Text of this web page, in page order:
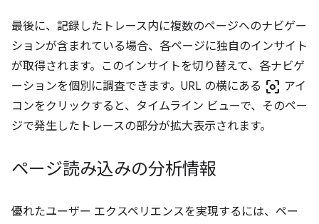
最後に、記録したトレース内に複数のページへのナビゲー
ションが含まれている場合、各ページに独自のインサイト
が取得されます。このインサイトを切り替えて、各ナビゲ
ーションを個別に調査できます。URL の横にある center_focus_weak アイ
コンをクリックすると、タイムライン ビューで、そのペー
ジで発生したトレースの部分が拡大表示されます。
ページ読み込みの分析情報
優れたユーザー エクスペリエンスを実現するには、ペー